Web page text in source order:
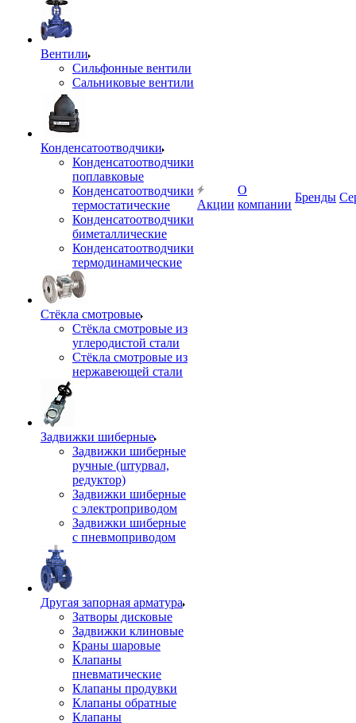
Вентили
Сильфонные вентили
Сальниковые вентили
Конденсатоотводчики
Конденсатоотводчики
поплавковые
Конденсатоотводчики
термостатические
Конденсатоотводчики
биметаллические
Конденсатоотводчики
термодинамические
Стёкла смотровые
Стёкла смотровые из
углеродистой стали
Стёкла смотровые из
нержавеющей стали
Задвижки шиберные
Задвижки шиберные
ручные (штурвал,
редуктор)
Задвижки шиберные
с электроприводом
Задвижки шиберные
с пневмоприводом
Другая запорная арматура
Затворы дисковые
Задвижки клиновые
Краны шаровые
Клапаны
пневматические
Клапаны продувки
Клапаны обратные
Клапаны
Акции
О
компании
Бренды